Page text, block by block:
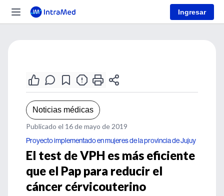
Ingresar
Noticias médicas
Publicado el 16 de mayo de 2019
Proyecto implementado en mujeres de la provincia de Jujuy
El test de VPH es más eficiente
que el Pap para reducir el
cáncer cérvicouterino